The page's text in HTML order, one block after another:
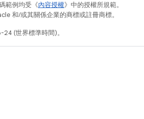
範例均受《內容授權》中的授權所規範。
和/或其關係企業的商標或註冊商標。
(世界標準時間)。